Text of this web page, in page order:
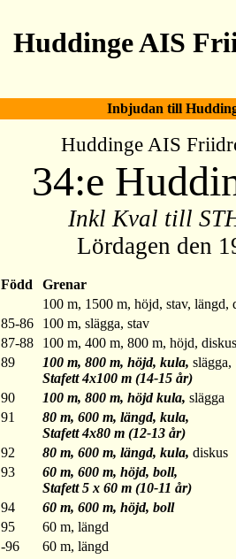
Huddinge AIS
Inbjudan till
Huddinge AIS
34:e
Inkl Kval till
Lördagen den
Född
Grenar
100 m, 1500 m, höjd, stav, längd,
85-86
100 m, slägga, stav
87-88
100 m, 400 m, 800 m, höjd,
89 100 m, 800 m, höjd, kula, slägga,
Stafett 4x100 m (14-15 år)
90 100 m, 800 m, höjd kula, slägga
91
80 m, 600 m, längd, kula,
Stafett 4x80 m (12-13 år)
92 80 m, 600 m, längd, kula, diskus
93
60 m, 600 m, höjd, boll,
Stafett 5 x 60 m (10-11 år)
94
60 m, 600 m, höjd, boll
95
60 m, längd
-96 60 m, längd